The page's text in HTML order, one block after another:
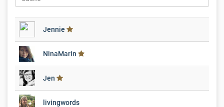
Jennie
NinaMarin
Jen
livingwords